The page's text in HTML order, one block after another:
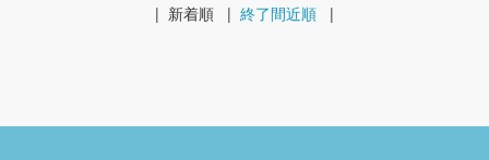
| 新着順 | 終了間近順 |